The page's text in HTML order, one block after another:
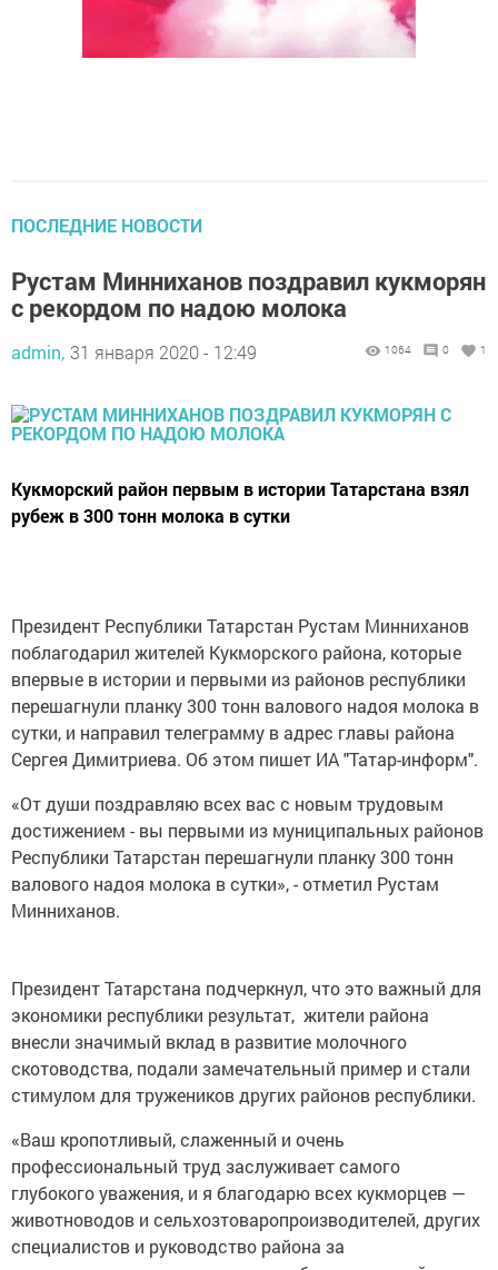
ПОСЛЕДНИЕ НОВОСТИ
Рустам Минниханов поздравил кукморян
с рекордом по надою молока
admin, 31 января 2020 - 12:49 1064 0 1
Кукморский район первым в истории Татарстана взял
рубеж в 300 тонн молока в сутки
Президент Республики Татарстан Рустам Минниханов
поблагодарил жителей Кукморского района, которые
впервые в истории и первыми из районов республики
перешагнули планку 300 тонн валового надоя молока в
сутки, и направил телеграмму в адрес главы района
Сергея Димитриева. Об этом пишет ИА "Татар-информ".
«От души поздравляю всех вас с новым трудовым
достижением - вы первыми из муниципальных районов
Республики Татарстан перешагнули планку 300 тонн
валового надоя молока в сутки», - отметил Рустам
Минниханов.
Президент Татарстана подчеркнул, что это важный для
экономики республики результат, жители района
внесли значимый вклад в развитие молочного
скотоводства, подали замечательный пример и стали
стимулом для тружеников других районов республики.
«Ваш кропотливый, слаженный и очень
профессиональный труд заслуживает самого
глубокого уважения, и я благодарю всех кукморцев —
животноводов и сельхозтоваропроизводителей, других
специалистов и руководство района за